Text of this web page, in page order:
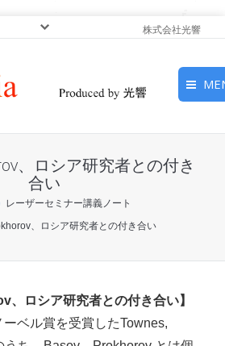
株式会社光響
ピックアップ
、ロシア研究者との付き
合い
レーザーセミナー講義ノート
、ロシア研究者との付き合い
、ロシア研究者との付き合い】
ベル賞を受賞したTownes,